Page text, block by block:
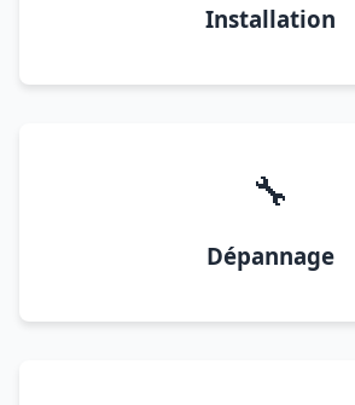
Installation
🔧
Dépannage